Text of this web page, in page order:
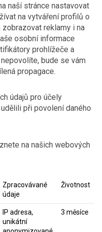
naší stránce nastavovat
na vytváření profilů o
reklamy i na
osobní informace
prohlížeče a
bude se vám
propagace.
údajů pro účely
při povolení daného
na našich webových
Zpracovávané
údaje
Životnost
IP adresa,
unikátní
3 měsíce